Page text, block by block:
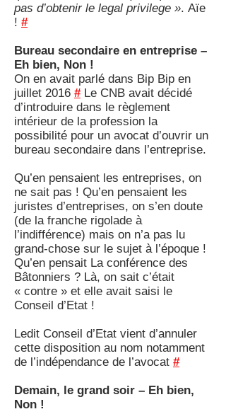
pas d’obtenir le legal privilege ». Aïe
! #
Bureau secondaire en entreprise –
Eh bien, Non !
On en avait parlé dans Bip Bip en
juillet 2016 #Le CNB avait décidé
d’introduire dans le règlement
intérieur de la profession la
possibilité pour un avocat d’ouvrir un
bureau secondaire dans l’entreprise.
Qu’en pensaient les entreprises, on
ne sait pas ! Qu’en pensaient les
juristes d’entreprises, on s’en doute
(de la franche rigolade à
l’indifférence) mais on n’a pas lu
grand-chose sur le sujet à l’époque !
Qu’en pensait La conférence des
Bâtonniers ? Là, on sait c’était
« contre » et elle avait saisi le
Conseil d’Etat !
Ledit Conseil d’Etat vient d’annuler
cette disposition au nom notamment
de l’indépendance de l’avocat #
Demain, le grand soir – Eh bien,
Non !